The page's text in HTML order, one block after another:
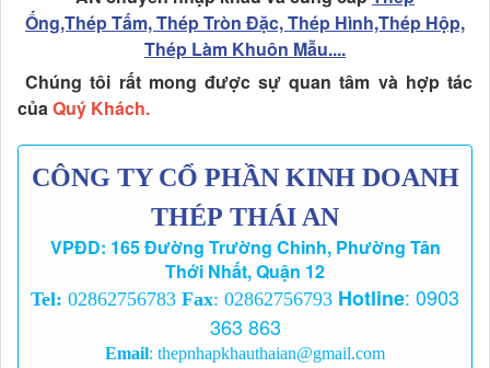
Ống,Thép Tấm, Thép Tròn Đặc, Thép Hình,Thép Hộp,
Thép Làm Khuôn Mẫu....
Chúng tôi rất mong được sự quan tâm và hợp tác
củaQuý Khách.
CÔNG TY CỔ PHẦN KINH DOANH
THÉP THÁI AN
VPĐD: 165 Đường Trường Chinh, Phường Tân
Thới Nhất, Quận 12
Tel: 02862756783 Fax: 02862756793 Hotline: 0903
363 863
Email: thepnhapkhauthaian@gmail.com